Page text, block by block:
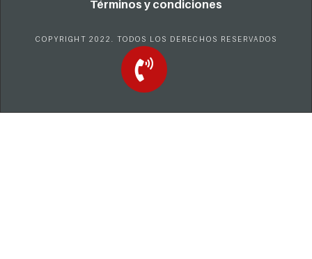
Términos y condiciones
COPYRIGHT 2022. TODOS LOS DERECHOS RESERVADOS